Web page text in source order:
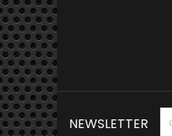
NEWSLETTER